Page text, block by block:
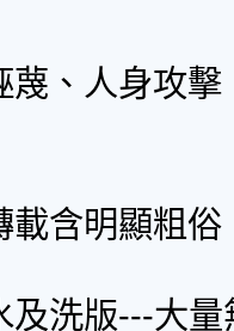
蔑、人身攻
載含明顯粗
及洗版---大